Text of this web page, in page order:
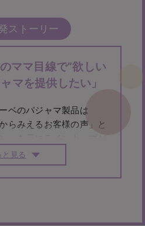
ストーリー
ママ目線で”欲しい
マを提供したい」
ベのパジャマ製品は
らみえるお客様の声」と
パジャマの開発がスター
と見る